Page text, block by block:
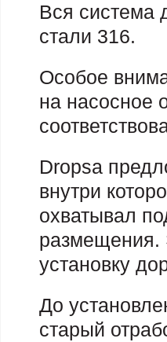
Вся система
стали 316.
Особое
на насосное
Dropsa
внутри
охватывал
размещения.
установку
До
старый